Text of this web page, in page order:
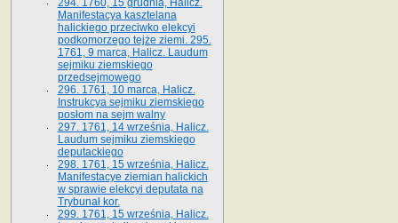
294. 1760, 15 grudnia, Halicz.
Manifestacya kasztelana
halickiego przeciwko elekcyi
podkomorzego tejże ziemi. 295.
1761, 9 marca, Halicz. Laudum
sejmiku ziemskiego
przedsejmowego
296. 1761, 10 marca, Halicz.
Instrukcya sejmiku ziemskiego
posłom na sejm walny
297. 1761, 14 września, Halicz.
Laudum sejmiku ziemskiego
deputackiego
298. 1761, 15 września, Halicz.
Manifestacye ziemian halickich
w sprawie elekcyi deputata na
Trybunał kor.
299. 1761, 15 września, Halicz.